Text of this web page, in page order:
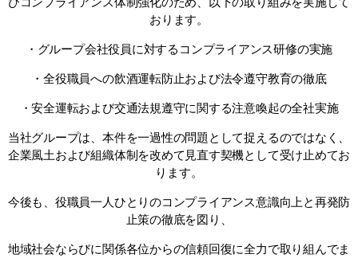
おります。
・グループ会社役員に対するコンプライアンス研修の実施
・全役職員への飲酒運転防止および法令遵守教育の徹底
・安全運転および交通法規遵守に関する注意喚起の全社実施
当社グループは、本件を一過性の問題として捉えるのではなく、
企業風土および組織体制を改めて見直す契機として受け止めてお
ります。
今後も、役職員一人ひとりのコンプライアンス意識向上と再発防
止策の徹底を図り、
地域社会ならびに関係各位からの信頼回復に全力で取り組んでま